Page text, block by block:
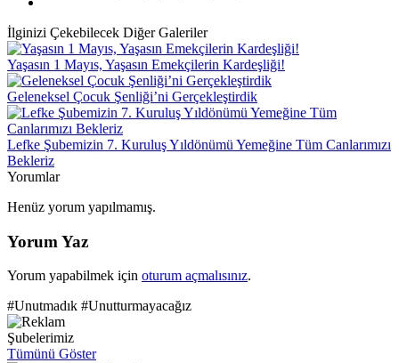
İlginizi Çekebilecek Diğer Galeriler
Yaşasın 1 Mayıs, Yaşasın Emekçilerin Kardeşliği!
Geleneksel Çocuk Şenliği’ni Gerçekleştirdik
Lefke Şubemizin 7. Kuruluş Yıldönümü Yemeğine Tüm Canlarımızı
Bekleriz
Yorumlar
Henüz yorum yapılmamış.
Yorum Yaz
Yorum yapabilmek için oturum açmalısınız.
#Unutmadık #Unutturmayacağız
Şubelerimiz
Tümünü Göster